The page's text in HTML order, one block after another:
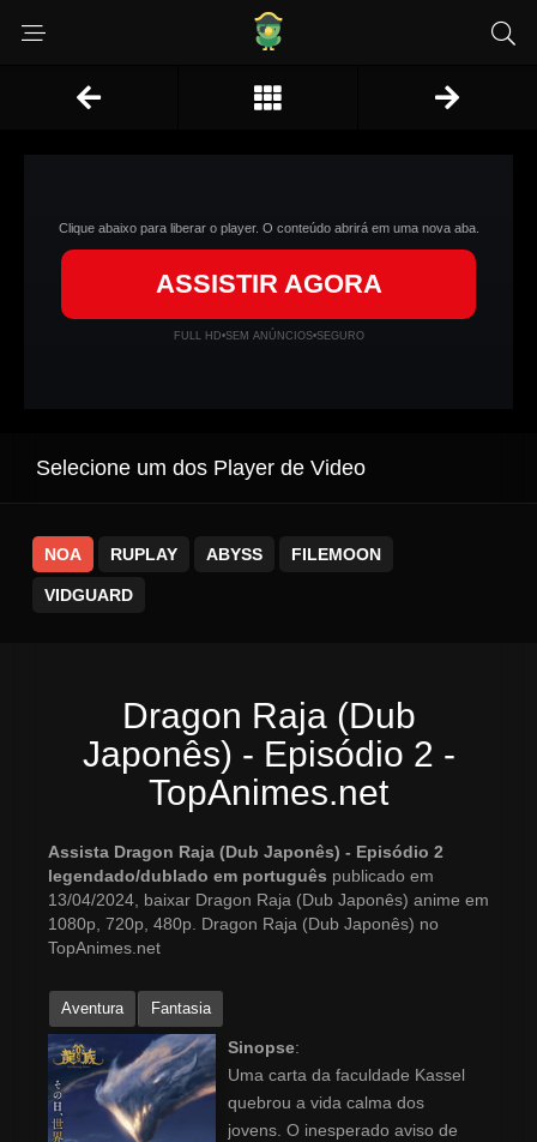
Clique abaixo para liberar o player. O conteúdo abrirá em uma nova aba.
ASSISTIR AGORA
FULL HD•SEM ANÚNCIOS•SEGURO
Selecione um dos Player de Video
NOA RUPLAY ABYSS FILEMOON
VIDGUARD
Dragon Raja (Dub
Japonês) - Episódio 2 -
TopAnimes.net
Assista Dragon Raja (Dub Japonês) - Episódio 2
legendado/dublado em português publicado em
13/04/2024, baixar Dragon Raja (Dub Japonês) anime em
1080p, 720p, 480p. Dragon Raja (Dub Japonês) no
TopAnimes.net
Aventura Fantasia
Sinopse:
Uma carta da faculdade Kassel
quebrou a vida calma dos
jovens. O inesperado aviso de